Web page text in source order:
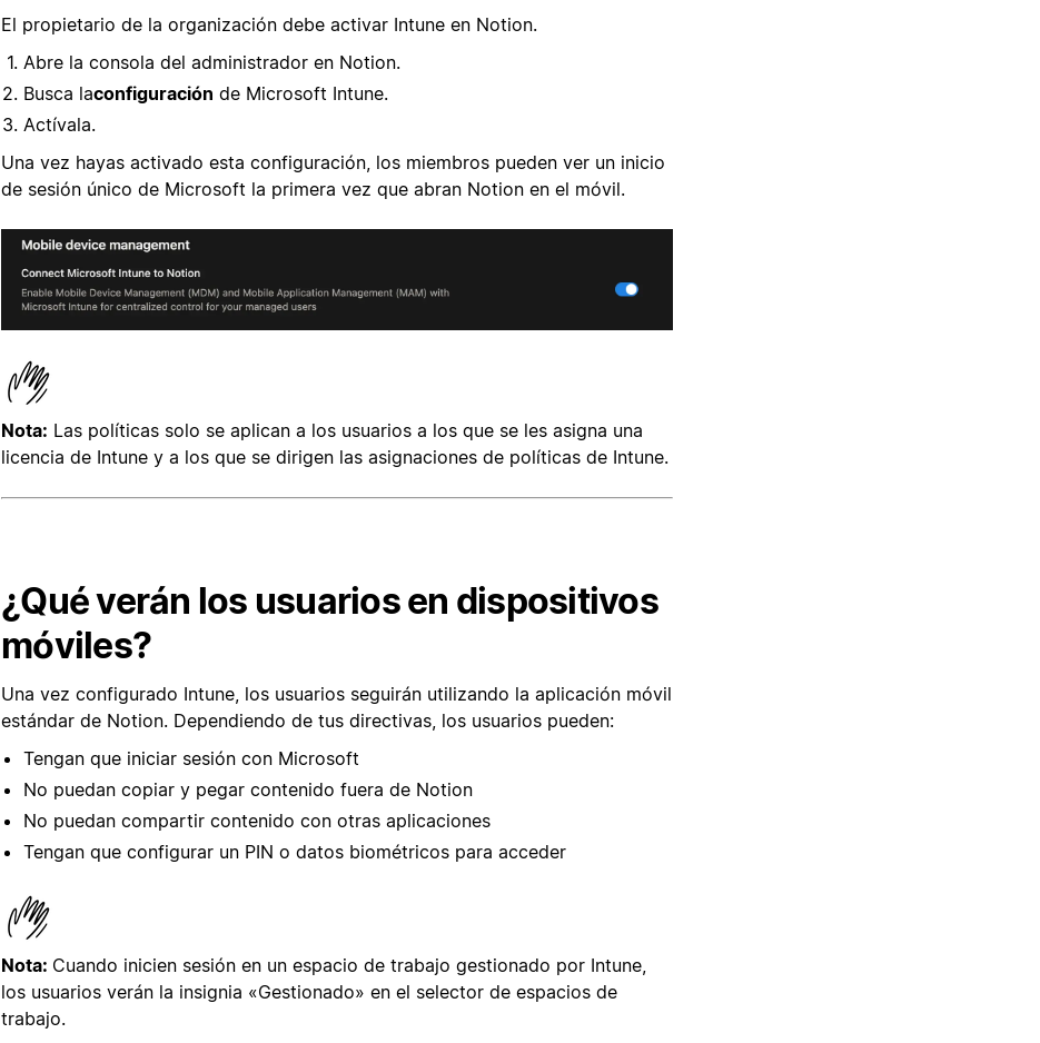
El propietario de la organización debe activar Intune en Notion.
Abre la consola del administrador en Notion.
Busca laconfiguración de Microsoft Intune.
Actívala.
Una vez hayas activado esta configuración, los miembros pueden ver un inicio
de sesión único de Microsoft la primera vez que abran Notion en el móvil.
Nota: Las políticas solo se aplican a los usuarios a los que se les asigna una
licencia de Intune y a los que se dirigen las asignaciones de políticas de Intune.
¿Qué verán los usuarios en dispositivos
móviles?
Una vez configurado Intune, los usuarios seguirán utilizando la aplicación móvil
estándar de Notion. Dependiendo de tus directivas, los usuarios pueden:
Tengan que iniciar sesión con Microsoft
No puedan copiar y pegar contenido fuera de Notion
No puedan compartir contenido con otras aplicaciones
Tengan que configurar un PIN o datos biométricos para acceder
Nota: Cuando inicien sesión en un espacio de trabajo gestionado por Intune,
los usuarios verán la insignia «Gestionado» en el selector de espacios de
trabajo.